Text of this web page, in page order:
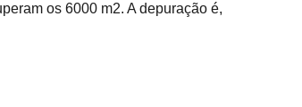
os 6000 m2. A depuração é,